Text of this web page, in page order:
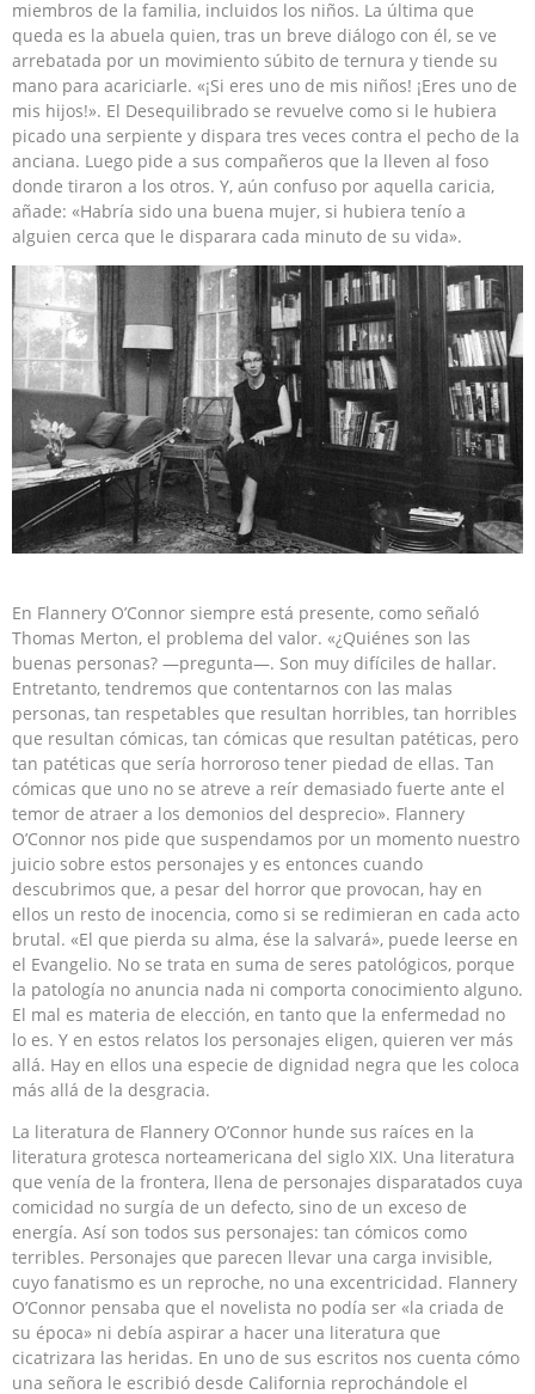
miembros de la familia, incluidos los niños. La última que
queda es la abuela quien, tras un breve diálogo con él, se ve
arrebatada por un movimiento súbito de ternura y tiende su
mano para acariciarle. «¡Si eres uno de mis niños! ¡Eres uno de
mis hijos!». El Desequilibrado se revuelve como si le hubiera
picado una serpiente y dispara tres veces contra el pecho de la
anciana. Luego pide a sus compañeros que la lleven al foso
donde tiraron a los otros. Y, aún confuso por aquella caricia,
añade: «Habría sido una buena mujer, si hubiera tenío a
alguien cerca que le disparara cada minuto de su vida».
En Flannery O’Connor siempre está presente, como señaló
Thomas Merton, el problema del valor. «¿Quiénes son las
buenas personas? —pregunta—. Son muy difíciles de hallar.
Entretanto, tendremos que contentarnos con las malas
personas, tan respetables que resultan horribles, tan horribles
que resultan cómicas, tan cómicas que resultan patéticas, pero
tan patéticas que sería horroroso tener piedad de ellas. Tan
cómicas que uno no se atreve a reír demasiado fuerte ante el
temor de atraer a los demonios del desprecio». Flannery
O’Connor nos pide que suspendamos por un momento nuestro
juicio sobre estos personajes y es entonces cuando
descubrimos que, a pesar del horror que provocan, hay en
ellos un resto de inocencia, como si se redimieran en cada acto
brutal. «El que pierda su alma, ése la salvará», puede leerse en
el Evangelio. No se trata en suma de seres patológicos, porque
la patología no anuncia nada ni comporta conocimiento alguno.
El mal es materia de elección, en tanto que la enfermedad no
lo es. Y en estos relatos los personajes eligen, quieren ver más
allá. Hay en ellos una especie de dignidad negra que les coloca
más allá de la desgracia.
La literatura de Flannery O’Connor hunde sus raíces en la
literatura grotesca norteamericana del siglo XIX. Una literatura
que venía de la frontera, llena de personajes disparatados cuya
comicidad no surgía de un defecto, sino de un exceso de
energía. Así son todos sus personajes: tan cómicos como
terribles. Personajes que parecen llevar una carga invisible,
cuyo fanatismo es un reproche, no una excentricidad. Flannery
O’Connor pensaba que el novelista no podía ser «la criada de
su época» ni debía aspirar a hacer una literatura que
cicatrizara las heridas. En uno de sus escritos nos cuenta cómo
una señora le escribió desde California reprochándole el